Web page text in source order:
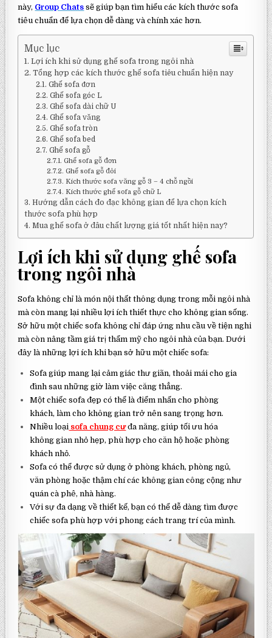
này, Group Chats sẽ giúp bạn tìm hiểu các kích thước sofa
tiêu chuẩn để lựa chọn dễ dàng và chính xác hơn.
Mục lục
Lợi ích khi sử dụng ghế sofa trong ngôi nhà
Tổng hợp các kích thước ghế sofa tiêu chuẩn hiện nay
Ghế sofa đơn
Ghế sofa góc L
Ghế sofa dài chữ U
Ghế sofa văng
Ghế sofa tròn
Ghế sofa bed
Ghế sofa gỗ
Ghế sofa gỗ đơn
Ghế sofa gỗ đôi
Kích thước sofa văng gỗ 3 – 4 chỗ ngồi
Kích thước ghế sofa gỗ chữ L
Hướng dẫn cách đo đạc không gian để lựa chọn kích
thước sofa phù hợp
Mua ghế sofa ở đâu chất lượng giá tốt nhất hiện nay?
Lợi ích khi sử dụng ghế sofa
trong ngôi nhà
Sofa không chỉ là món nội thất thông dụng trong mỗi ngôi nhà
mà còn mang lại nhiều lợi ích thiết thực cho không gian sống.
Sở hữu một chiếc sofa không chỉ đáp ứng nhu cầu về tiện nghi
mà còn nâng tầm giá trị thẩm mỹ cho ngôi nhà của bạn. Dưới
đây là những lợi ích khi bạn sở hữu một chiếc sofa:
Sofa giúp mang lại cảm giác thư giãn, thoải mái cho gia
đình sau những giờ làm việc căng thẳng.
Một chiếc sofa đẹp có thể là điểm nhấn cho phòng
khách, làm cho không gian trở nên sang trọng hơn.
Nhiều loại sofa chung cưđa năng, giúp tối ưu hóa
không gian nhỏ hẹp, phù hợp cho căn hộ hoặc phòng
khách nhỏ.
Sofa có thể được sử dụng ở phòng khách, phòng ngủ,
văn phòng hoặc thậm chí các không gian công cộng như
quán cà phê, nhà hàng.
Với sự đa dạng về thiết kế, bạn có thể dễ dàng tìm được
chiếc sofa phù hợp với phong cách trang trí của mình.